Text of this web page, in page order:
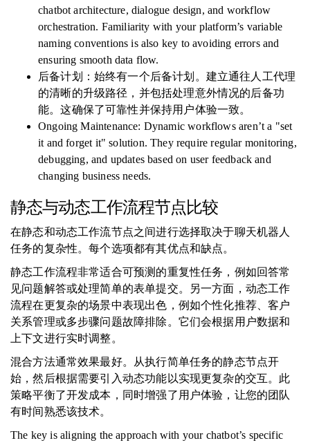
chatbot architecture, dialogue design, and workflow
orchestration. Familiarity with your platform’s variable
naming conventions is also key to avoiding errors and
ensuring smooth data flow.
后备计划：始终有一个后备计划。建立通往人工代理
的清晰的升级路径，并包括处理意外情况的后备功
能。这确保了可靠性并保持用户体验一致。
Ongoing Maintenance: Dynamic workflows aren’t a "set
it and forget it" solution. They require regular monitoring,
debugging, and updates based on user feedback and
changing business needs.
静态与动态工作流程节点比较
在静态和动态工作流节点之间进行选择取决于聊天机器人
任务的复杂性。每个选项都有其优点和缺点。
静态工作流程非常适合可预测的重复性任务，例如回答常
见问题解答或处理简单的表单提交。另一方面，动态工作
流程在更复杂的场景中表现出色，例如个性化推荐、客户
关系管理或多步骤问题故障排除。它们会根据用户数据和
上下文进行实时调整。
混合方法通常效果最好。从执行简单任务的静态节点开
始，然后根据需要引入动态功能以实现更复杂的交互。此
策略平衡了开发成本，同时增强了用户体验，让您的团队
有时间熟悉该技术。
The key is aligning the approach with your chatbot’s specific